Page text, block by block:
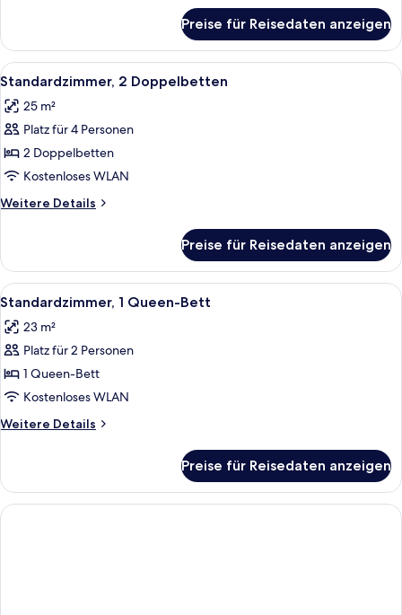
Zimmer,
1 King-
Bett
Preise für Reisedaten anzeigen
Alle
Fotos
für
Standardzimmer,
2 Doppelbetten
anzeigen
Ein Hotelzimmer mit zwei Betten,
7
Standardzimmer, 2 Doppelbetten
25 m²
Platz für 4 Personen
2 Doppelbetten
Kostenloses WLAN
Weitere Details
Weitere
2 Doppelbetten
Preise für Reisedaten anzeigen
Alle
Fotos
für
Standardzimmer,
1
Queen-
Bett
anzeigen
Ein Hotelzimmer mit einer
3
Standardzimmer, 1 Queen-Bett
23 m²
Platz für 2 Personen
1 Queen-Bett
Kostenloses WLAN
Weitere Details
Weitere
1
Queen-
Bett
Preise für Reisedaten anzeigen